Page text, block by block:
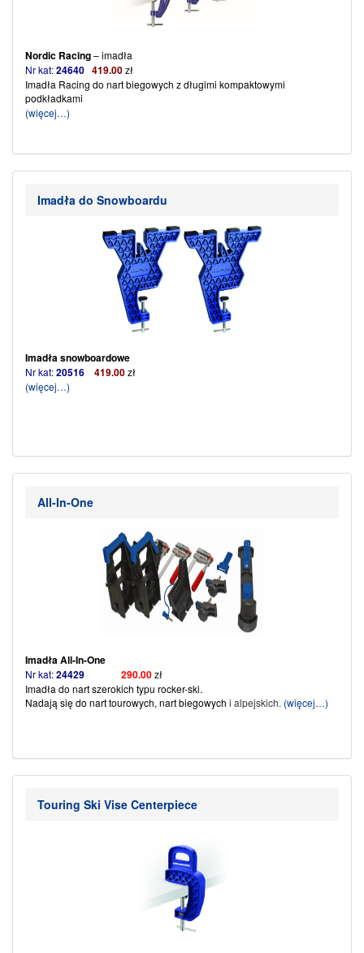
Nordic Racing– imadła
Nr kat:24640 419.00zł
Imadła Racing do nart biegowych z długimi kompaktowymi
podkładkami
(więcej…)
Imadła do Snowboardu
Imadła snowboardowe
Nr kat:20516 419.00zł
(więcej…)
All-In-One
Imadła All-In-One
Nr kat:24429 290.00zł
Imadła do nart szerokich typu rocker-ski.
Nadają się do nart tourowych, nart biegowych i alpejskich. (więcej…)
Touring Ski Vise Centerpiece